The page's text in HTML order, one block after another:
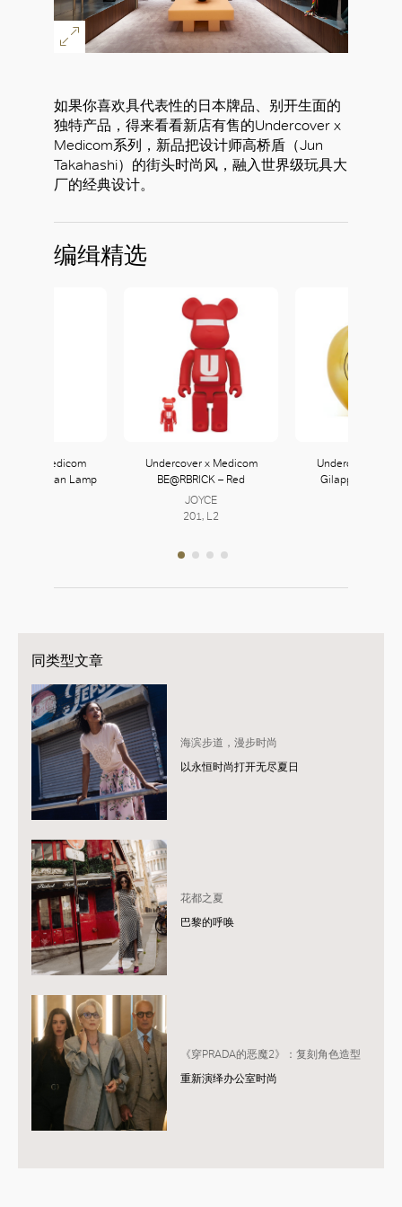
如果你喜欢具代表性的日本牌品、别开生面的
独特产品，得来看看新店有售的Undercover x
Medicom系列，新品把设计师高桥盾（Jun
Takahashi）的街头时尚风，融入世界级玩具大
厂的经典设计。
编缉精选
x Medicom
Dog Man Lamp
Undercover x Medicom
BE@RBRICK – Red
JOYCE
201, L2
Undercover x
Gilapple Clock –
同类型文章
海滨步道，漫步时尚
以永恒时尚打开无尽夏日
花都之夏
巴黎的呼唤
《穿PRADA的恶魔2》：复刻角色造型
重新演绎办公室时尚